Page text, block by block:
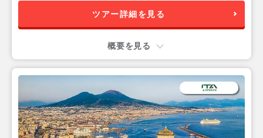
ツアー詳細を見る
概要を見る